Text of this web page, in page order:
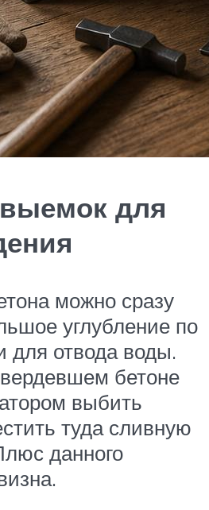
для
можно сразу
углубление по
для отвода воды.
бетоне
выбить
туда сливную
данного